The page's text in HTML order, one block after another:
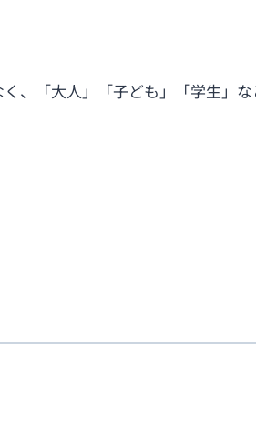
「大人」「子ども」「学生」な